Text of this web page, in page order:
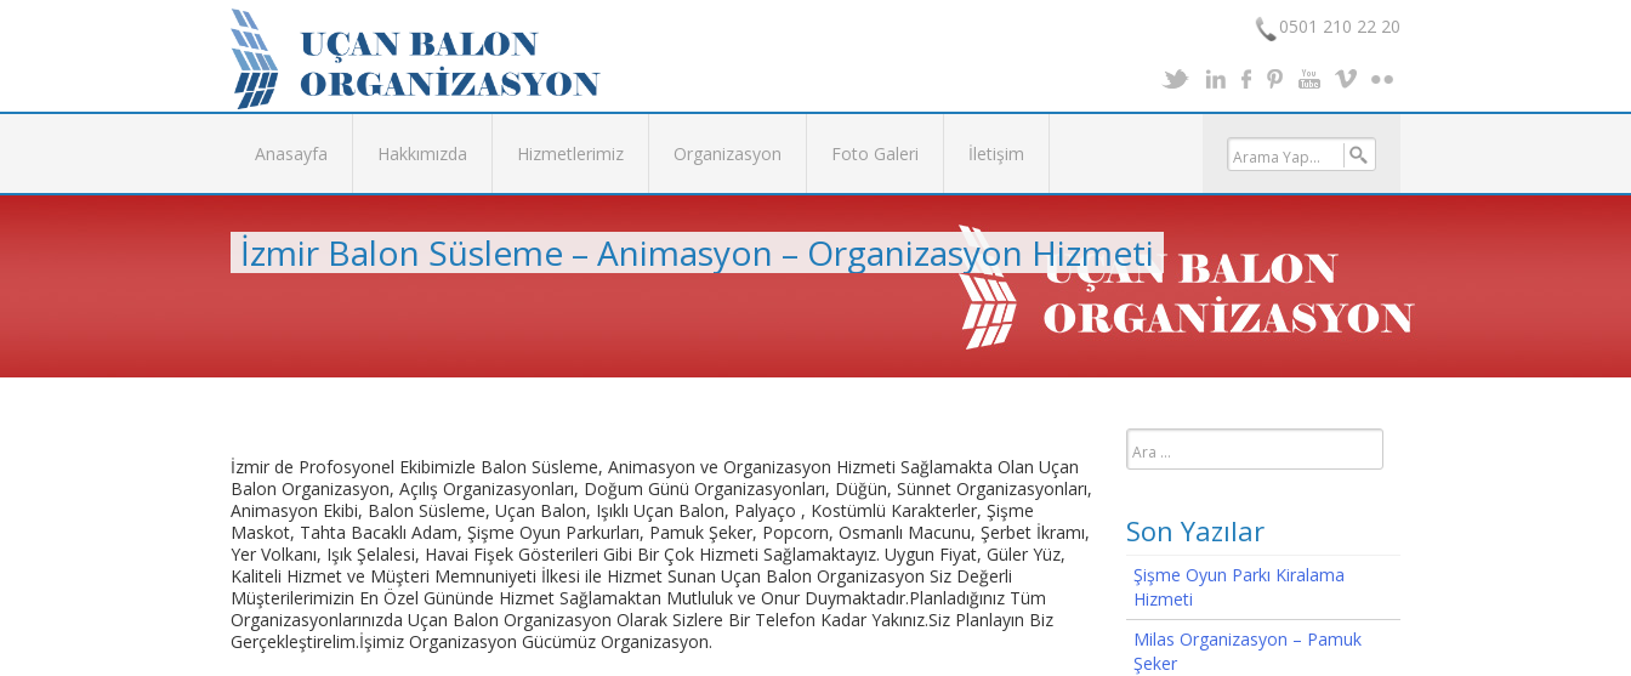
0501 210 22 20
Anasayfa Hakkımızda Hizmetlerimiz Organizasyon Foto Galeri İletişim
İzmir Balon Süsleme – Animasyon – Organizasyon Hizmeti
İzmir de Profosyonel Ekibimizle Balon Süsleme, Animasyon ve Organizasyon Hizmeti Sağlamakta Olan Uçan
Balon Organizasyon, Açılış Organizasyonları, Doğum Günü Organizasyonları, Düğün, Sünnet Organizasyonları,
Animasyon Ekibi, Balon Süsleme, Uçan Balon, Işıklı Uçan Balon, Palyaço , Kostümlü Karakterler, Şişme
Maskot, Tahta Bacaklı Adam, Şişme Oyun Parkurları, Pamuk Şeker, Popcorn, Osmanlı Macunu, Şerbet İkramı,
Yer Volkanı, Işık Şelalesi, Havai Fişek Gösterileri Gibi Bir Çok Hizmeti Sağlamaktayız. Uygun Fiyat, Güler Yüz,
Kaliteli Hizmet ve Müşteri Memnuniyeti İlkesi ile Hizmet Sunan Uçan Balon Organizasyon Siz Değerli
Müşterilerimizin En Özel Gününde Hizmet Sağlamaktan Mutluluk ve Onur Duymaktadır.Planladığınız Tüm
Organizasyonlarınızda Uçan Balon Organizasyon Olarak Sizlere Bir Telefon Kadar Yakınız.Siz Planlayın Biz
Gerçekleştirelim.İşimiz Organizasyon Gücümüz Organizasyon.
Arama:
Son Yazılar
Şişme Oyun Parkı Kiralama
Hizmeti
Milas Organizasyon – Pamuk
Şeker